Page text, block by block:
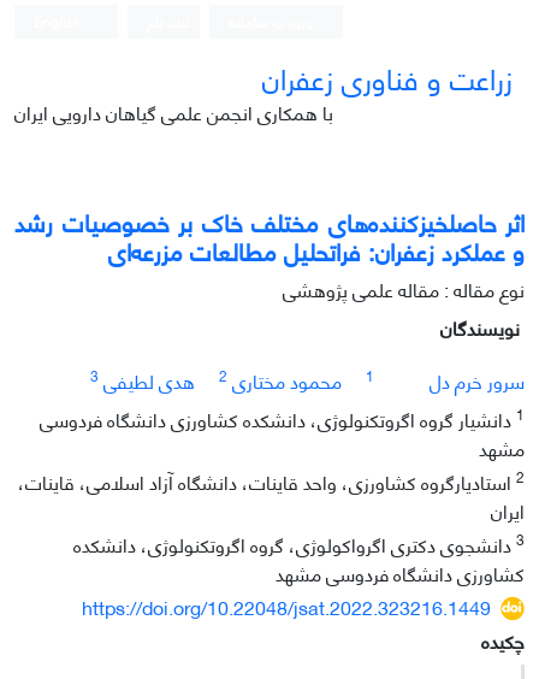
زراعت و فناوری زعفران
با همکاری انجمن علمی گیاهان دارویی ایران
اثر حاصلخیزکننده‌های مختلف خاک بر خصوصیات رشد
و عملکرد زعفران: فراتحلیل مطالعات مزرعه‌ای
نوع مقاله : مقاله علمی پژوهشی
نویسندگان
سرور خرم دل
1 محمود مختاری 2 هدی لطیفی 3
1 دانشیار گروه اگروتکنولوژی، دانشکده کشاورزی دانشگاه فردوسی
مشهد
2 استادیارگروه کشاورزی، واحد قاینات، دانشگاه آزاد اسلامی، قاینات،
ایران
3دانشجوی دکتری اگرواکولوژی، گروه اگروتکنولوژی، دانشکده
کشاورزی دانشگاه فردوسی مشهد
https://doi.org/10.22048/jsat.2022.323216.1449
چکیده